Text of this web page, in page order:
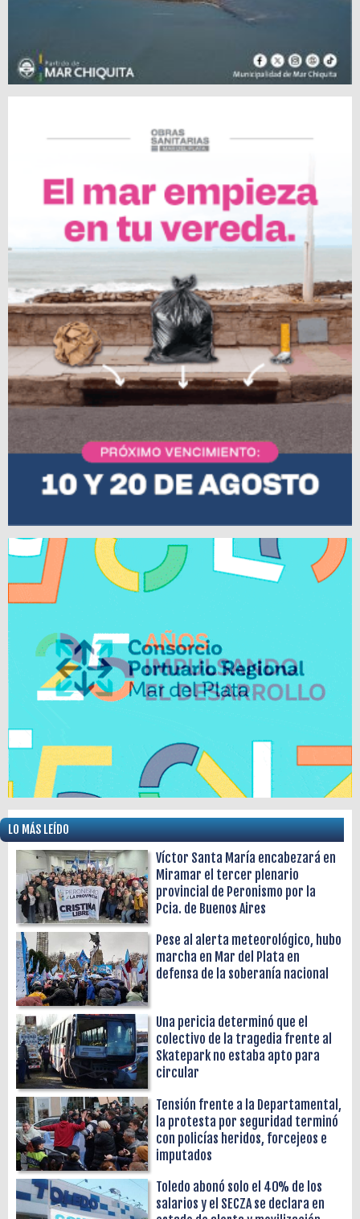
LO MÁS LEÍDO
Víctor Santa María encabezará en
Miramar el tercer plenario
provincial de Peronismo por la
Pcia. de Buenos Aires
Pese al alerta meteorológico, hubo
marcha en Mar del Plata en
defensa de la soberanía nacional
Una pericia determinó que el
colectivo de la tragedia frente al
Skatepark no estaba apto para
circular
Tensión frente a la Departamental,
la protesta por seguridad terminó
con policías heridos, forcejeos e
imputados
Toledo abonó solo el 40% de los
salarios y el SECZA se declara en